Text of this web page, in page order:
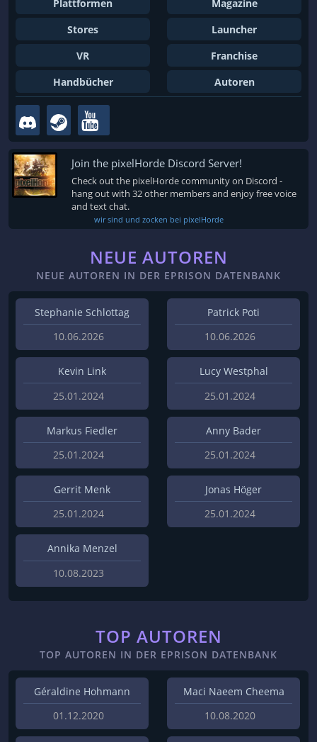
Plattformen
Magazine
Stores
Launcher
VR
Franchise
Handbücher
Autoren
Join the pixelHorde Discord Server!
Check out the pixelHorde community on Discord -
hang out with 32 other members and enjoy free voice
and text chat.
wir sind und zocken bei pixelHorde
NEUE AUTOREN
NEUE AUTOREN IN DER EPRISON DATENBANK
Stephanie Schlottag
10.06.2026
Patrick Poti
10.06.2026
Kevin Link
25.01.2024
Lucy Westphal
25.01.2024
Markus Fiedler
25.01.2024
Anny Bader
25.01.2024
Gerrit Menk
25.01.2024
Jonas Höger
25.01.2024
Annika Menzel
10.08.2023
TOP AUTOREN
TOP AUTOREN IN DER EPRISON DATENBANK
Géraldine Hohmann
01.12.2020
Maci Naeem Cheema
10.08.2020